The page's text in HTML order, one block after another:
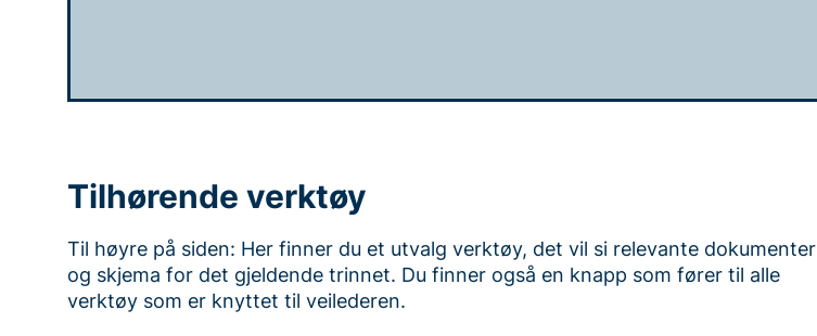
Tilhørende verktøy
Til høyre på siden: Her finner du et utvalg verktøy, det vil si relevante dokumenter
og skjema for det gjeldende trinnet. Du finner også en knapp som fører til alle
verktøy som er knyttet til veilederen.